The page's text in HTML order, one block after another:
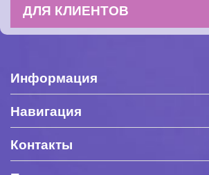
ДЛЯ КЛИЕНТОВ
Информация
Навигация
Контакты